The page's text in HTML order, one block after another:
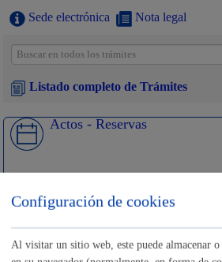
Sede electrónica Nota legal
Listado completo de Trámites
Actos - Reservas
Configuración de cookies
Al visitar un sitio web, este puede almacenar